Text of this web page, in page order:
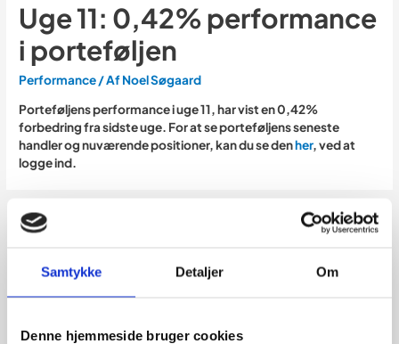
Samtykke Detaljer Om
Denne hjemmeside bruger cookies
Uge 11: 0,42% performance
i porteføljen
Performance/ AfNoel Søgaard
Porteføljens performance iuge 11, har vist en0,42%
forbedring fra sidste uge. For at se porteføljens seneste
handler og nuværende positioner, kan du se denher, ved at
logge ind.
Næste Indlæg→